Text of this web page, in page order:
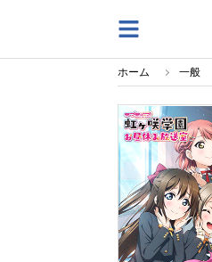
ホーム 一般